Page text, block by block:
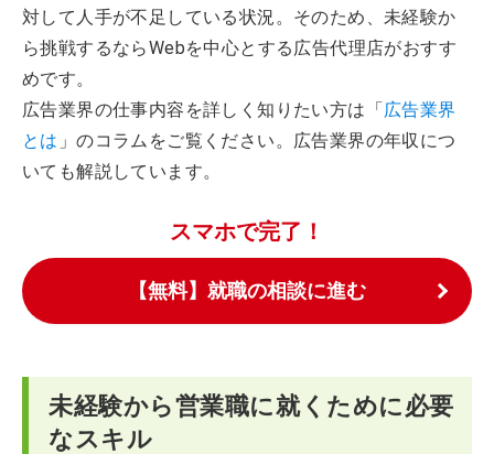
対して人手が不足している状況。そのため、未経験か
ら挑戦するならWebを中心とする広告代理店がおすす
めです。
広告業界の仕事内容を詳しく知りたい方は「広告業界
とは 」のコラムをご覧ください。広告業界の年収につ
いても解説しています。
スマホで完了！
【無料】就職の相談に進む
未経験から営業職に就くために必要
なスキル